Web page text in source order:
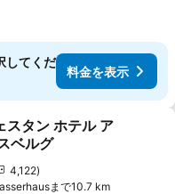
してくだ
料金を表示
入りに追加
スタン ホテル ア
ベルグ
ク
4,122
まで10.7 km